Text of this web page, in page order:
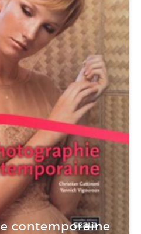
contemporaine